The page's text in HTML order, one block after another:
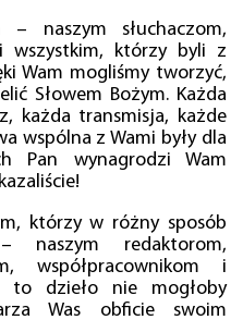
– naszym słuchaczom,
wszystkim, którzy byli z
Wam mogliśmy tworzyć,
Słowem Bożym. Każda
każda transmisja, każde
wspólna z Wami były dla
Pan wynagrodzi Wam
którzy w różny sposób
naszym redaktorom,
współpracownikom i
to dzieło nie mogłoby
Was obficie swoim